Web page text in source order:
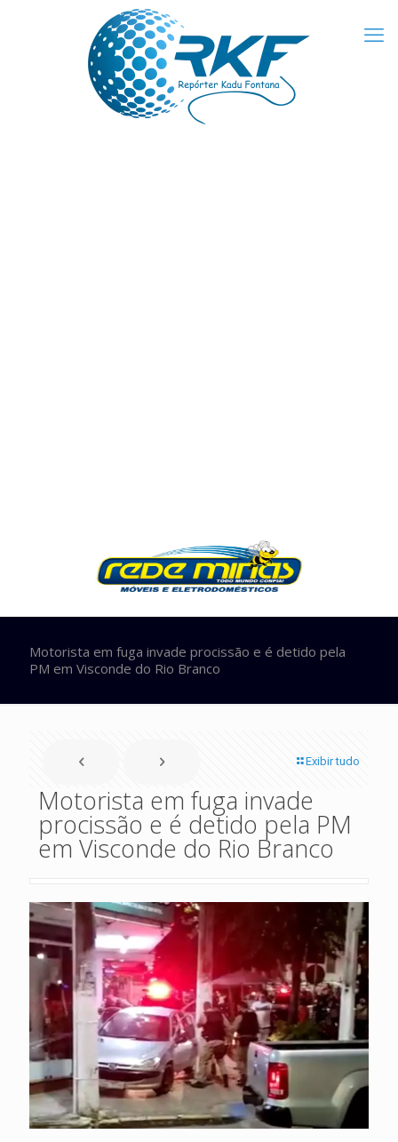
Motorista em fuga invade procissão e é detido pela
PM em Visconde do Rio Branco
Exibir tudo
Motorista em fuga invade
procissão e é detido pela PM
em Visconde do Rio Branco